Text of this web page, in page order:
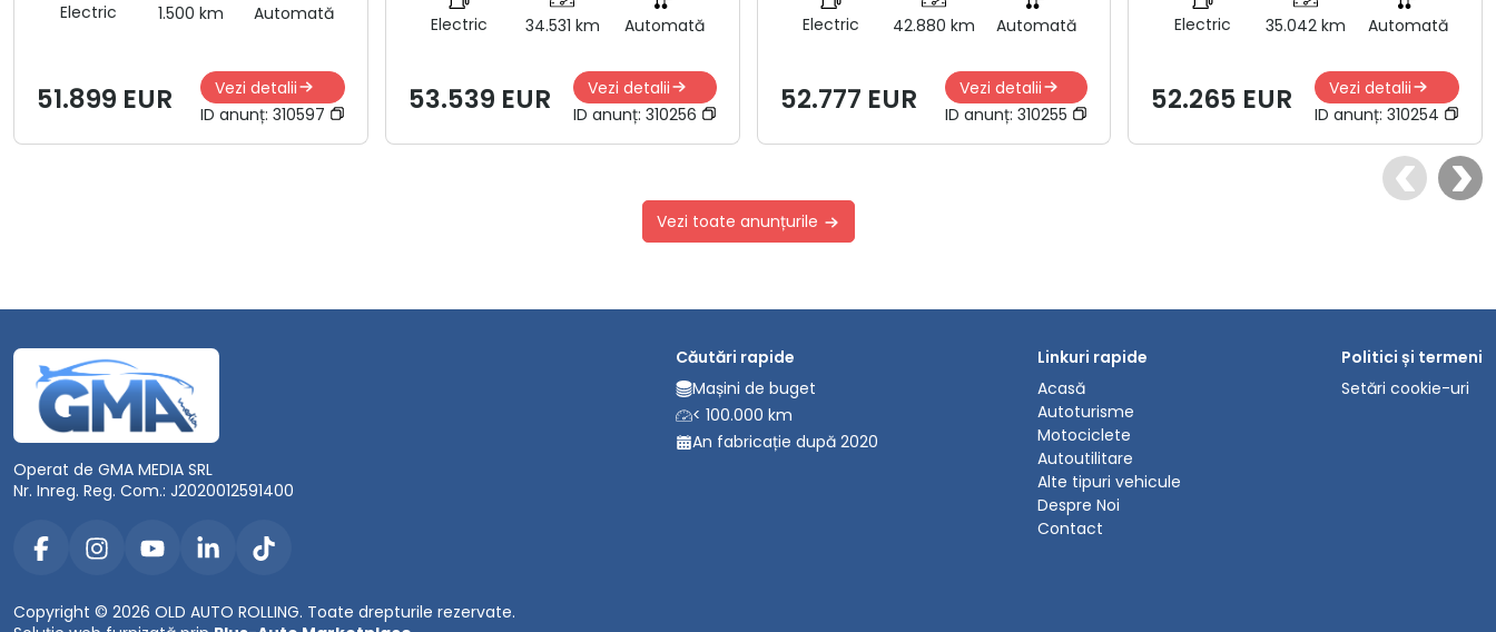
Electric 1.500 km Automată
51.899 EUR
Vezi detalii
ID anunț: 310597
Electric 34.531 km Automată
53.539 EUR
Vezi detalii
ID anunț: 310256
Electric 42.880 km Automată
52.777 EUR
Vezi detalii
ID anunț:310255
Electric 35.042 km Automată
52.265 EUR
Vezi detalii
ID anunț: 310254
Vezi toate anunțurile
Operat de GMA MEDIA SRL
Nr. Inreg. Reg. Com.: J2020012591400
Copyright © 2026 OLD AUTO ROLLING. Toate drepturile rezervate.
Căutări rapide
Mașini de buget
< 100.000 km
An fabricație după 2020
Linkuri rapide
Acasă
Autoturisme
Motociclete
Autoutilitare
Alte tipuri vehicule
Despre Noi
Contact
Politici și termeni
Setări cookie-uri